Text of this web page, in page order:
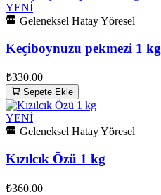
YENİ
Geleneksel Hatay Yöresel
Keçiboynuzu pekmezi 1 kg
₺330.00
Sepete Ekle
YENİ
Geleneksel Hatay Yöresel
Kızılcık Özü 1 kg
₺360.00